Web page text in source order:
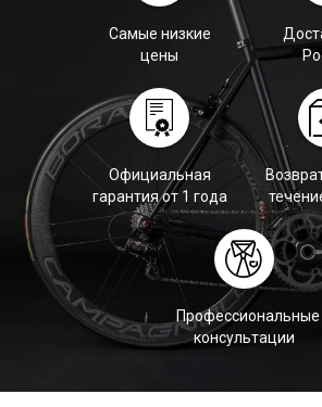
Самые низкие
цены
Официальная
гарантия от 1 года
Профессиональные
консультации